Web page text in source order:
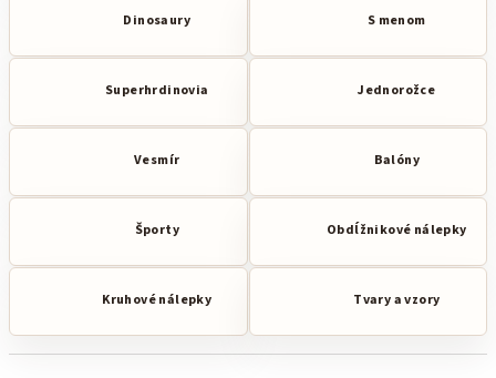
Dinosaury S menom
Superhrdinovia Jednorožce
Vesmír Balóny
Športy Obdĺžnikové nálepky
Kruhové nálepky Tvary a vzory